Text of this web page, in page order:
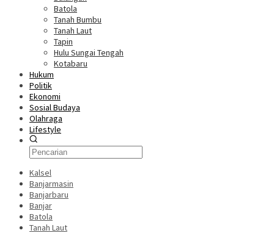
Batola
Tanah Bumbu
Tanah Laut
Tapin
Hulu Sungai Tengah
Kotabaru
Hukum
Politik
Ekonomi
Sosial Budaya
Olahraga
Lifestyle
Kalsel
Banjarmasin
Banjarbaru
Banjar
Batola
Tanah Laut